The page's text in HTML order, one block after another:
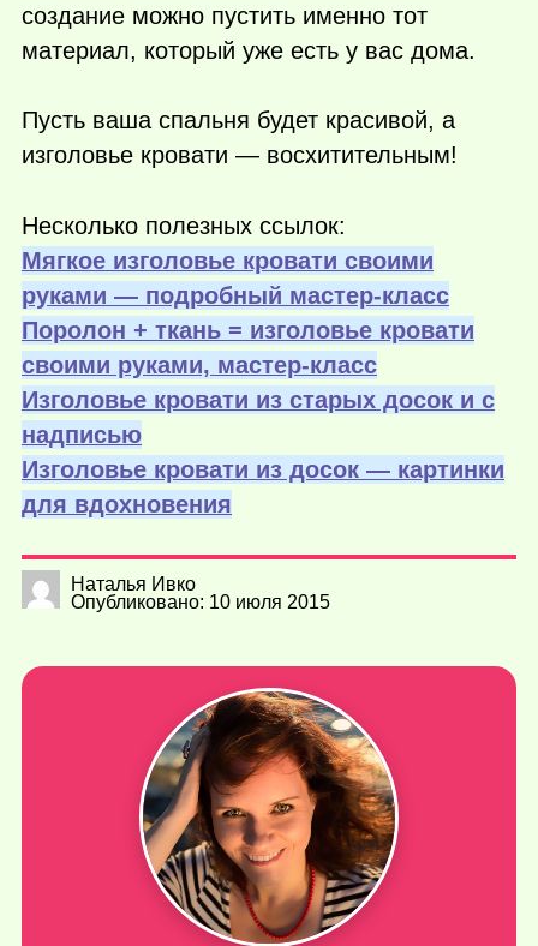
создание можно пустить именно тот
материал, который уже есть у вас дома.
Пусть ваша спальня будет красивой, а
изголовье кровати — восхитительным!
Несколько полезных ссылок:
Мягкое изголовье кровати своими
руками — подробный мастер-класс
Поролон + ткань = изголовье кровати
своими руками, мастер-класс
Изголовье кровати из старых досок и с
надписью
Изголовье кровати из досок — картинки
для вдохновения
Наталья Ивко
Опубликовано: 10 июля 2015